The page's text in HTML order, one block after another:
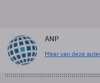
ANP
Meer van deze